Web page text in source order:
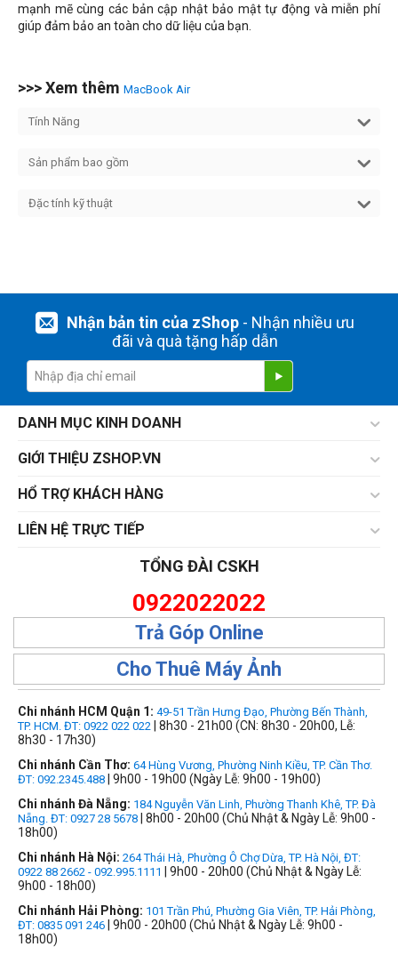
mạnh mẽ cùng các bản cập nhật bảo mật tự động và miễn phí
giúp đảm bảo an toàn cho dữ liệu của bạn.
>>> Xem thêm MacBook Air
Tính Năng
Sản phẩm bao gồm
Đặc tính kỹ thuật
Nhận bản tin của zShop- Nhận nhiều ưu
đãi và quà tặng hấp dẫn
DANH MỤC KINH DOANH
GIỚI THIỆU ZSHOP.VN
HỔ TRỢ KHÁCH HÀNG
LIÊN HỆ TRỰC TIẾP
TỔNG ĐÀI CSKH
0922022022
Trả Góp Online
Cho Thuê Máy Ảnh
Chi nhánh HCM Quận 1: 49-51 Trần Hưng Đạo, Phường Bến Thành,
TP. HCM. ĐT: 0922 022 022 | 8h30 - 21h00 (CN: 8h30 - 20h00, Lễ:
8h30 - 17h30)
Chi nhánh Cần Thơ: 64 Hùng Vương, Phường Ninh Kiều, TP. Cần Thơ.
ĐT: 092.2345.488 | 9h00 - 19h00 (Ngày Lễ: 9h00 - 19h00)
Chi nhánh Đà Nẵng: 184 Nguyễn Văn Linh, Phường Thanh Khê, TP. Đà
Nẵng. ĐT: 0927 28 5678 | 8h00 - 20h00 (Chủ Nhật & Ngày Lễ: 9h00 -
18h00)
Chi nhánh Hà Nội: 264 Thái Hà, Phường Ô Chợ Dừa, TP. Hà Nội, ĐT:
0922 88 2662 - 092.995.1111
| 9h00 - 20h00 (Chủ Nhật & Ngày Lễ:
9h00 - 18h00)
Chi nhánh Hải Phòng: 101 Trần Phú, Phường Gia Viên, TP. Hải Phòng,
ĐT: 0835 091 246 | 9h00 - 20h00 (Chủ Nhật & Ngày Lễ: 9h00 -
18h00)